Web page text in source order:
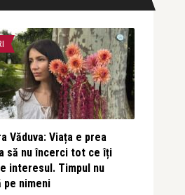
Văduva: Viața e prea
să nu încerci tot ce îți
interesul. Timpul nu
pe nimeni